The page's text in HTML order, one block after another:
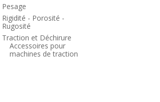
Pesage
Rigidité - Porosité -
Rugosité
Traction et Déchirure
Accessoires pour
machines de traction